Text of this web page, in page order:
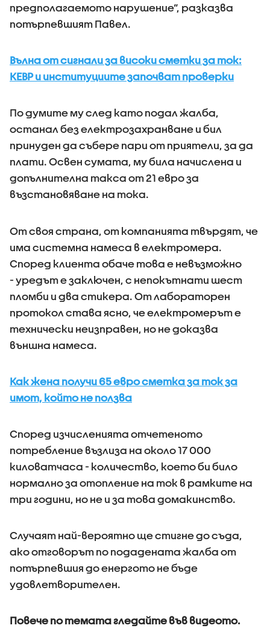
предполагаемото нарушение“, разказва
потърпевшият Павел.
Вълна от сигнали за високи сметки за ток:
КЕВР и институциите започват проверки
По думите му след като подал жалба,
останал без електрозахранване и бил
принуден да събере пари от приятели, за да
плати. Освен сумата, му била начислена и
допълнителна такса от 21 евро за
възстановяване на тока.
От своя страна, от компанията твърдят, че
има системна намеса в електромера.
Според клиента обаче това е невъзможно
- уредът е заключен, с непокътнати шест
пломби и два стикера. От лабораторен
протокол става ясно, че електромерът е
технически неизправен, но не доказва
външна намеса.
Как жена получи 65 евро сметка за ток за
имот, който не ползва
Според изчисленията отчетеното
потребление възлиза на около 17 000
киловатчаса - количество, което би било
нормално за отопление на ток в рамките на
три години, но не и за това домакинство.
Случаят най-вероятно ще стигне до съда,
ако отговорът по подадената жалба от
потърпевшия до енергото не бъде
удовлетворителен.
Повече по темата гледайте във видеото.